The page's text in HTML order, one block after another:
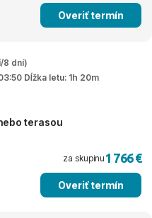
Overiť termín
8 dní)
Dĺžka letu: 1h 20m
terasou
za skupinu1 766 €
Overiť termín